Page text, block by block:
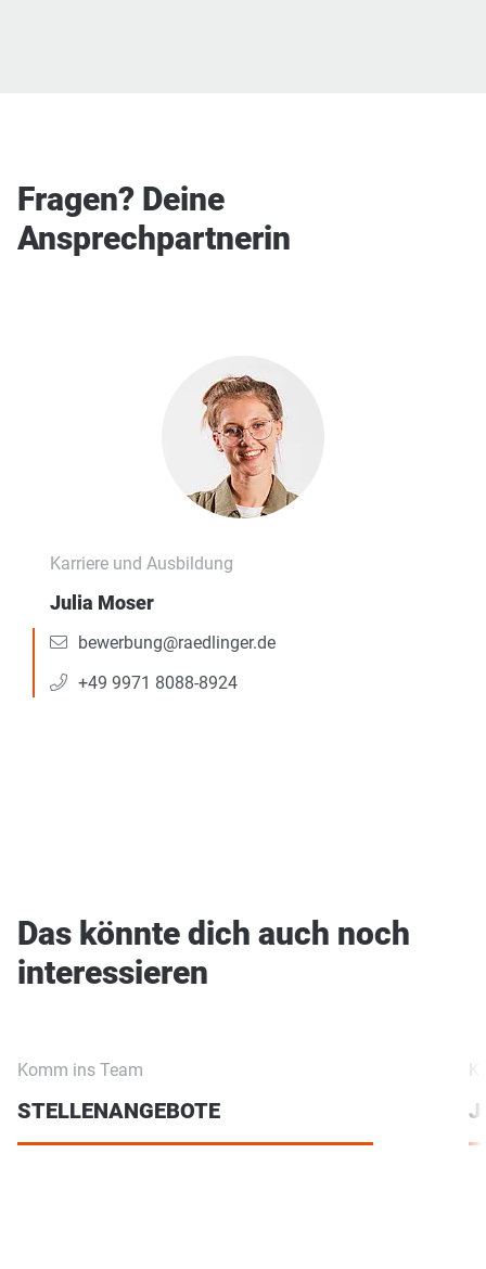
Fragen? Deine
Ansprechpartnerin
Karriere und Ausbildung
Julia Moser
bewerbung@raedlinger.de
+49 9971 8088-8924
Das könnte dich auch noch
interessieren
Komm ins Team
STELLENANGEBOTE